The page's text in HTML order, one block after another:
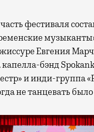
фестиваля
Евгения
бэнд
и инди-группа
не танцевать